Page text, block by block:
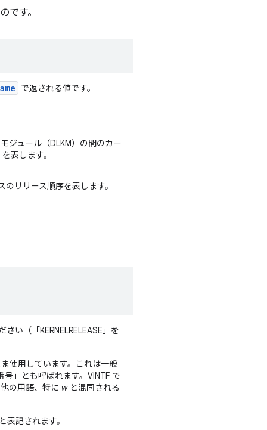
です。
で返される値です。
ジュール（DLKM）の間のカー
表します。
リリース順序を表します。
い（「KERNELRELEASE」を
使用しています。これは一般
」
とも呼ばれます。VINTF で
の用語、特に wと混同される
表記されます。